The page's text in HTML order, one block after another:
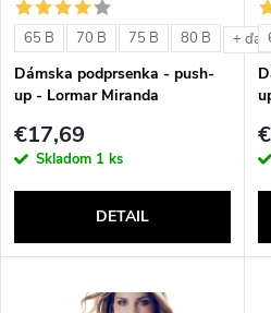
e
p
r
d
s
p
r
o
d
65 B 70 B 75 B 80 B +
Dámska podprsenka - push-
up - Lormar Miranda
€17,69
Skladom 1 ks
DETAIL